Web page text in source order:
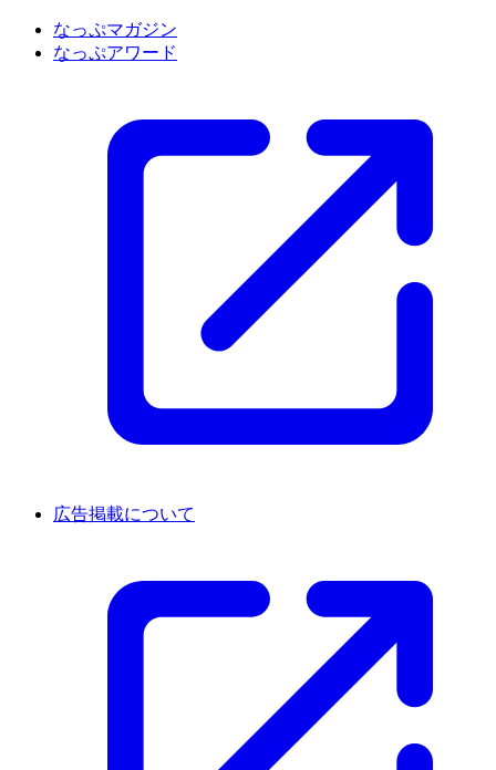
なっぷマガジン
なっぷアワード
広告掲載について